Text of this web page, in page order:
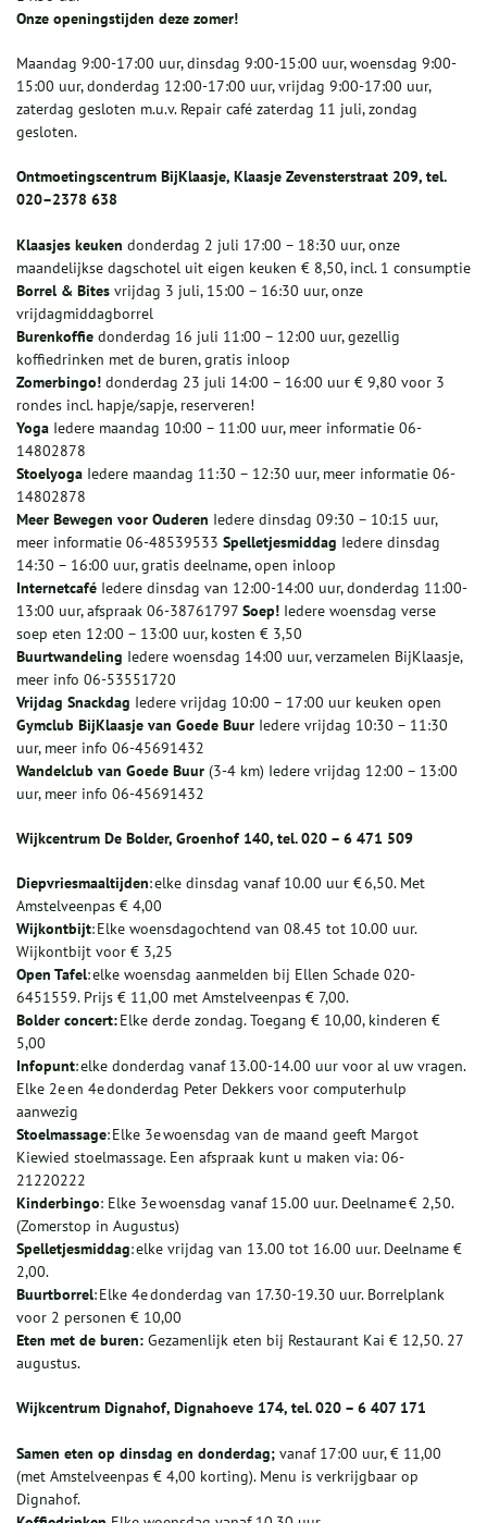
Onze openingstijden deze zomer!
Maandag 9:00-17:00 uur, dinsdag 9:00-15:00 uur, woensdag 9:00-
15:00 uur, donderdag 12:00-17:00 uur, vrijdag 9:00-17:00 uur,
zaterdag gesloten m.u.v. Repair café zaterdag 11 juli, zondag
gesloten.
Ontmoetingscentrum BijKlaasje, Klaasje Zevensterstraat 209, tel.
020–2378 638
Klaasjes keuken donderdag 2 juli 17:00 – 18:30 uur, onze
maandelijkse dagschotel uit eigen keuken € 8,50, incl. 1 consumptie
Borrel & Bites vrijdag 3 juli, 15:00 – 16:30 uur, onze
vrijdagmiddagborrel
Burenkoffie donderdag 16 juli 11:00 – 12:00 uur, gezellig
koffiedrinken met de buren, gratis inloop
Zomerbingo! donderdag 23 juli 14:00 – 16:00 uur € 9,80 voor 3
rondes incl. hapje/sapje, reserveren!
Yoga Iedere maandag 10:00 – 11:00 uur, meer informatie 06-
14802878
Stoelyoga Iedere maandag 11:30 – 12:30 uur, meer informatie 06-
14802878
Meer Bewegen voor Ouderen Iedere dinsdag 09:30 – 10:15 uur,
meer informatie 06-48539533 Spelletjesmiddag Iedere dinsdag
14:30 – 16:00 uur, gratis deelname, open inloop
Internetcafé Iedere dinsdag van 12:00-14:00 uur, donderdag 11:00-
13:00 uur, afspraak 06-38761797 Soep! Iedere woensdag verse
soep eten 12:00 – 13:00 uur, kosten € 3,50
Buurtwandeling Iedere woensdag 14:00 uur, verzamelen BijKlaasje,
meer info 06-53551720
Vrijdag Snackdag Iedere vrijdag 10:00 – 17:00 uur keuken open
Gymclub BijKlaasje van Goede Buur Iedere vrijdag 10:30 – 11:30
uur, meer info 06-45691432
Wandelclub van Goede Buur (3-4 km) Iedere vrijdag 12:00 – 13:00
uur, meer info 06-45691432
Wijkcentrum De Bolder, Groenhof 140, tel. 020 – 6 471 509
Diepvriesmaaltijden: elke dinsdag vanaf 10.00 uur € 6,50. Met
Amstelveenpas € 4,00
Wijkontbijt: Elke woensdagochtend van 08.45 tot 10.00 uur.
Wijkontbijt voor € 3,25
Open Tafel: elke woensdag aanmelden bij Ellen Schade 020-
6451559. Prijs € 11,00 met Amstelveenpas € 7,00.
Bolder concert:Elke derde zondag. Toegang € 10,00, kinderen €
5,00
Infopunt: elke donderdag vanaf 13.00-14.00 uur voor al uw vragen.
Elke 2e en 4e donderdag Peter Dekkers voor computerhulp
aanwezig
Stoelmassage: Elke 3e woensdag van de maand geeft Margot
Kiewied stoelmassage. Een afspraak kunt u maken via: 06-
21220222
Kinderbingo: Elke 3e woensdag vanaf 15.00 uur. Deelname € 2,50.
(Zomerstop in Augustus)
Spelletjesmiddag: elke vrijdag van 13.00 tot 16.00 uur. Deelname €
2,00.
Buurtborrel: Elke 4e donderdag van 17.30-19.30 uur. Borrelplank
voor 2 personen € 10,00
Eten met de buren: Gezamenlijk eten bij Restaurant Kai € 12,50. 27
augustus.
Wijkcentrum Dignahof, Dignahoeve 174, tel. 020 – 6 407 171
Samen eten op dinsdag en donderdag; vanaf 17:00 uur, € 11,00
(met Amstelveenpas € 4,00 korting). Menu is verkrijgbaar op
Dignahof.